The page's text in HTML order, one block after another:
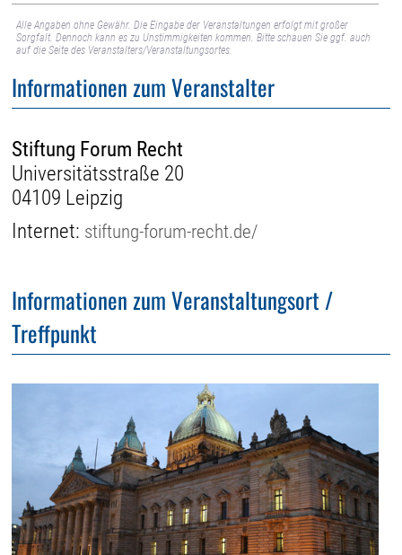
Alle Angaben ohne Gewähr. Die Eingabe der Veranstaltungen erfolgt mit großer
Sorgfalt. Dennoch kann es zu Unstimmigkeiten kommen. Bitte schauen Sie ggf. auch
auf die Seite des Veranstalters/Veranstaltungsortes.
Informationen zum Veranstalter
Stiftung Forum Recht
Universitätsstraße 20
04109 Leipzig
Internet: stiftung-forum-recht.de/
Informationen zum Veranstaltungsort /
Treffpunkt